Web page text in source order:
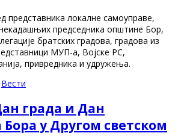
представника локалне самоуправе,
председника општине Бор,
братских градова, градова из
МУП-а, Војске РС,
привредника и удружења.
Вести
града и Дан
у Другом светском